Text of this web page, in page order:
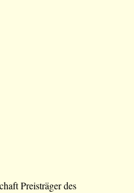
Preisträger des